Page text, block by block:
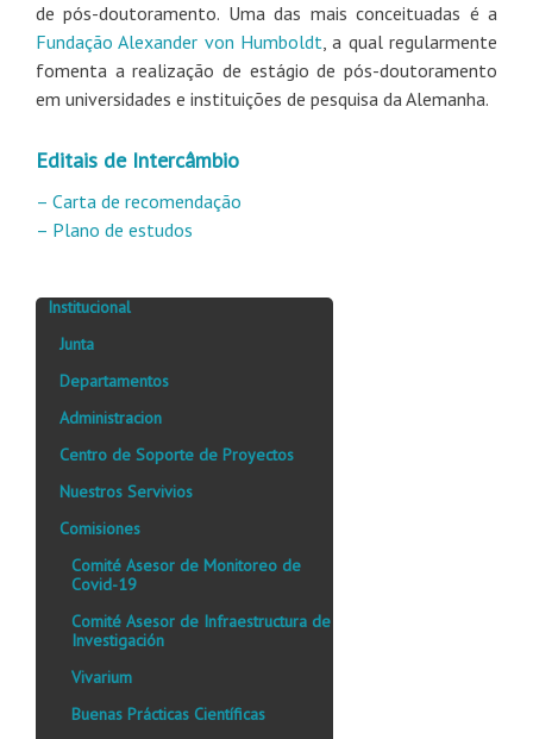
de pós-doutoramento. Uma das mais conceituadas é a
Fundação Alexander von Humboldt, a qual regularmente
fomenta a realização de estágio de pós-doutoramento
em universidades e instituições de pesquisa da Alemanha.
Editais de Intercâmbio
– Carta de recomendação
– Plano de estudos
Institucional
Junta
Departamentos
Administracion
Centro de Soporte de Proyectos
Nuestros Servivios
Comisiones
Comité Asesor de Monitoreo de
Covid-19
Comité Asesor de Infraestructura de
Investigación
Vivarium
Buenas Prácticas Científicas